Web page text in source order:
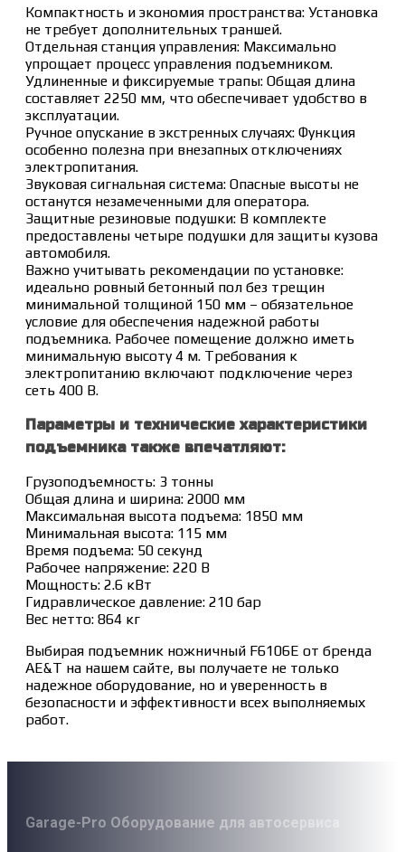
Компактность и экономия пространства: Установка
не требует дополнительных траншей.
Отдельная станция управления: Максимально
упрощает процесс управления подъемником.
Удлиненные и фиксируемые трапы: Общая длина
составляет 2250 мм, что обеспечивает удобство в
эксплуатации.
Ручное опускание в экстренных случаях: Функция
особенно полезна при внезапных отключениях
электропитания.
Звуковая сигнальная система: Опасные высоты не
останутся незамеченными для оператора.
Защитные резиновые подушки: В комплекте
предоставлены четыре подушки для защиты кузова
автомобиля.
Важно учитывать рекомендации по установке:
идеально ровный бетонный пол без трещин
минимальной толщиной 150 мм – обязательное
условие для обеспечения надежной работы
подъемника. Рабочее помещение должно иметь
минимальную высоту 4 м. Требования к
электропитанию включают подключение через
сеть 400 В.
Параметры и технические характеристики
подъемника также впечатляют:
Грузоподъемность: 3 тонны
Общая длина и ширина: 2000 мм
Максимальная высота подъема: 1850 мм
Минимальная высота: 115 мм
Время подъема: 50 секунд
Рабочее напряжение: 220 В
Мощность: 2.6 кВт
Гидравлическое давление: 210 бар
Вес нетто: 864 кг
Выбирая подъемник ножничный F6106E от бренда
AE&T на нашем сайте, вы получаете не только
надежное оборудование, но и уверенность в
безопасности и эффективности всех выполняемых
работ.
Garage-Pro Оборудование для автосервиса